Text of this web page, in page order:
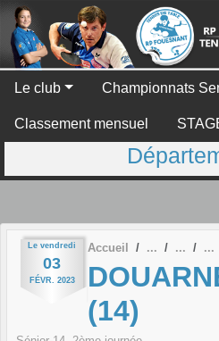
Le club Championnats
Classement mensuel
Le vendredi
03
FÉVR. 2023
Accueil
(14)
Panneau de gestion des cookies